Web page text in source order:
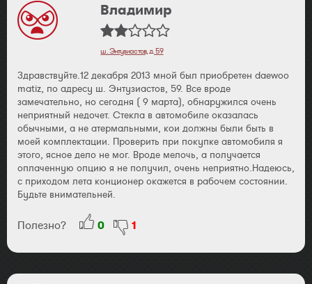
Владимир
ш. Энтузиастов, д. 59
Здравствуйте.12 декабря 2013 мной был приобретен daewoo
matiz, по адресу ш. Энтузиастов, 59. Все вроде
замечательно, но сегодня ( 9 марта), обнаружился очень
неприятный недочет. Стекла в автомобиле оказалась
обычными, а не атермальными, кои должны были быть в
моей комплектации. Проверить при покупке автомобиля я
этого, ясное дело не мог. Вроде мелочь, а получается
оплаченную опцию я не получил, очень неприятно.Надеюсь,
с приходом лета конционер окажется в рабочем состоянии.
Будьте внимательней.
Полезно? 0 1